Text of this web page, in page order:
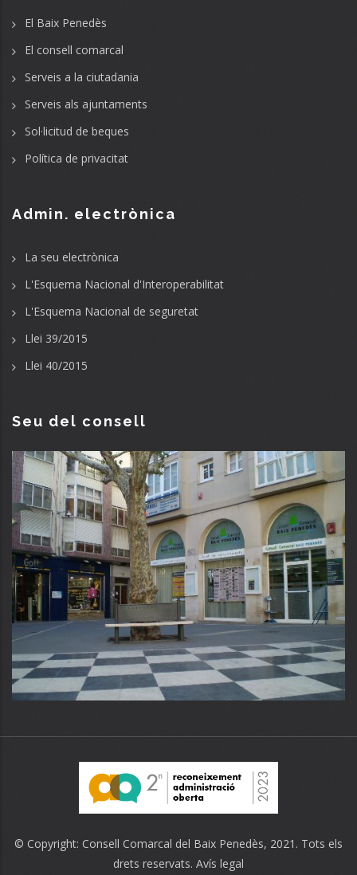
El Baix Penedès
El consell comarcal
Serveis a la ciutadania
Serveis als ajuntaments
Sol·licitud de beques
Política de privacitat
Admin. electrònica
La seu electrònica
L'Esquema Nacional d'Interoperabilitat
L'Esquema Nacional de seguretat
Llei 39/2015
Llei 40/2015
Seu del consell
© Copyright: Consell Comarcal del Baix Penedès, 2021. Tots els
drets reservats. Avís legal